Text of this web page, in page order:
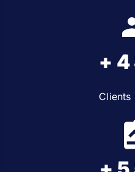
+
Clients